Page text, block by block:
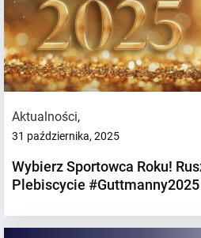
Aktualności,
31 października, 2025
Wybierz Sportowca Roku!
Plebiscycie #Guttmanny2025